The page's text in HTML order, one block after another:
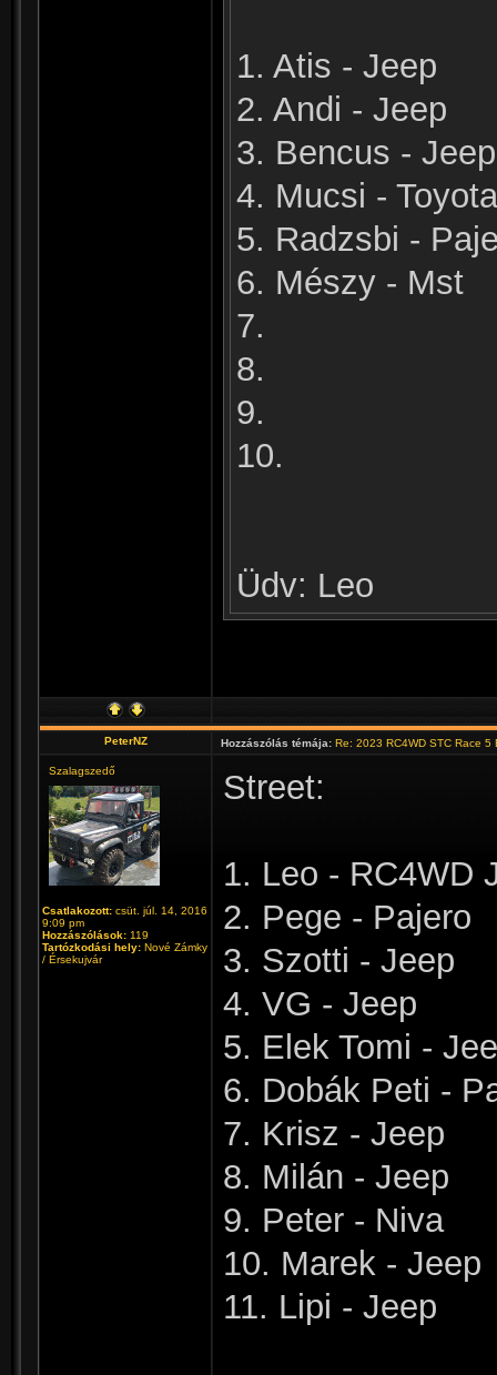
1. Atis - Jeep
2. Andi - Jeep
3. Bencus - Jeep
4. Mucsi - Toyota
5. Radzsbi -
6. Mészy - Mst
7.
8.
9.
10.
Üdv: Leo
PeterNZ Hozzászólás témája: Re: 2023 RC4WD STC Race 5
Szalagszedő
Csatlakozott: csüt. júl. 14, 2016
9:09 pm
Hozzászólások: 119
Tartózkodási hely: Nové Zámky
/ Érsekujvár
Street:
1. Leo - RC4WD
2. Pege - Pajero
3. Szotti - Jeep
4. VG - Jeep
5. Elek Tomi -
6. Dobák Peti -
7. Krisz - Jeep
8. Milán - Jeep
9. Peter - Niva
10. Marek - Jeep
11. Lipi - Jeep